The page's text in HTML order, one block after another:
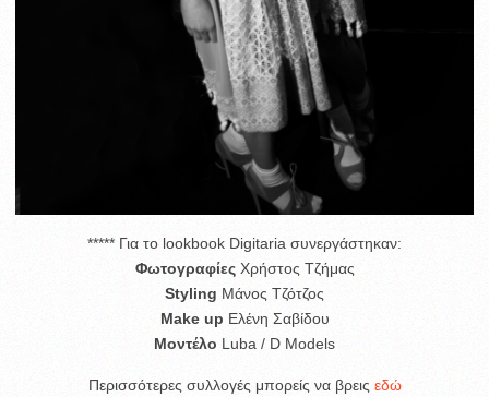
***** Για το lookbook Digitaria συνεργάστηκαν:
ΦωτογραφίεςΧρήστος Τζήμας
Styling Μάνος Τζότζος
Make up Ελένη Σαβίδου
Μοντέλο Luba / D Models
Περισσότερες συλλογές μπορείς να βρεις εδώ